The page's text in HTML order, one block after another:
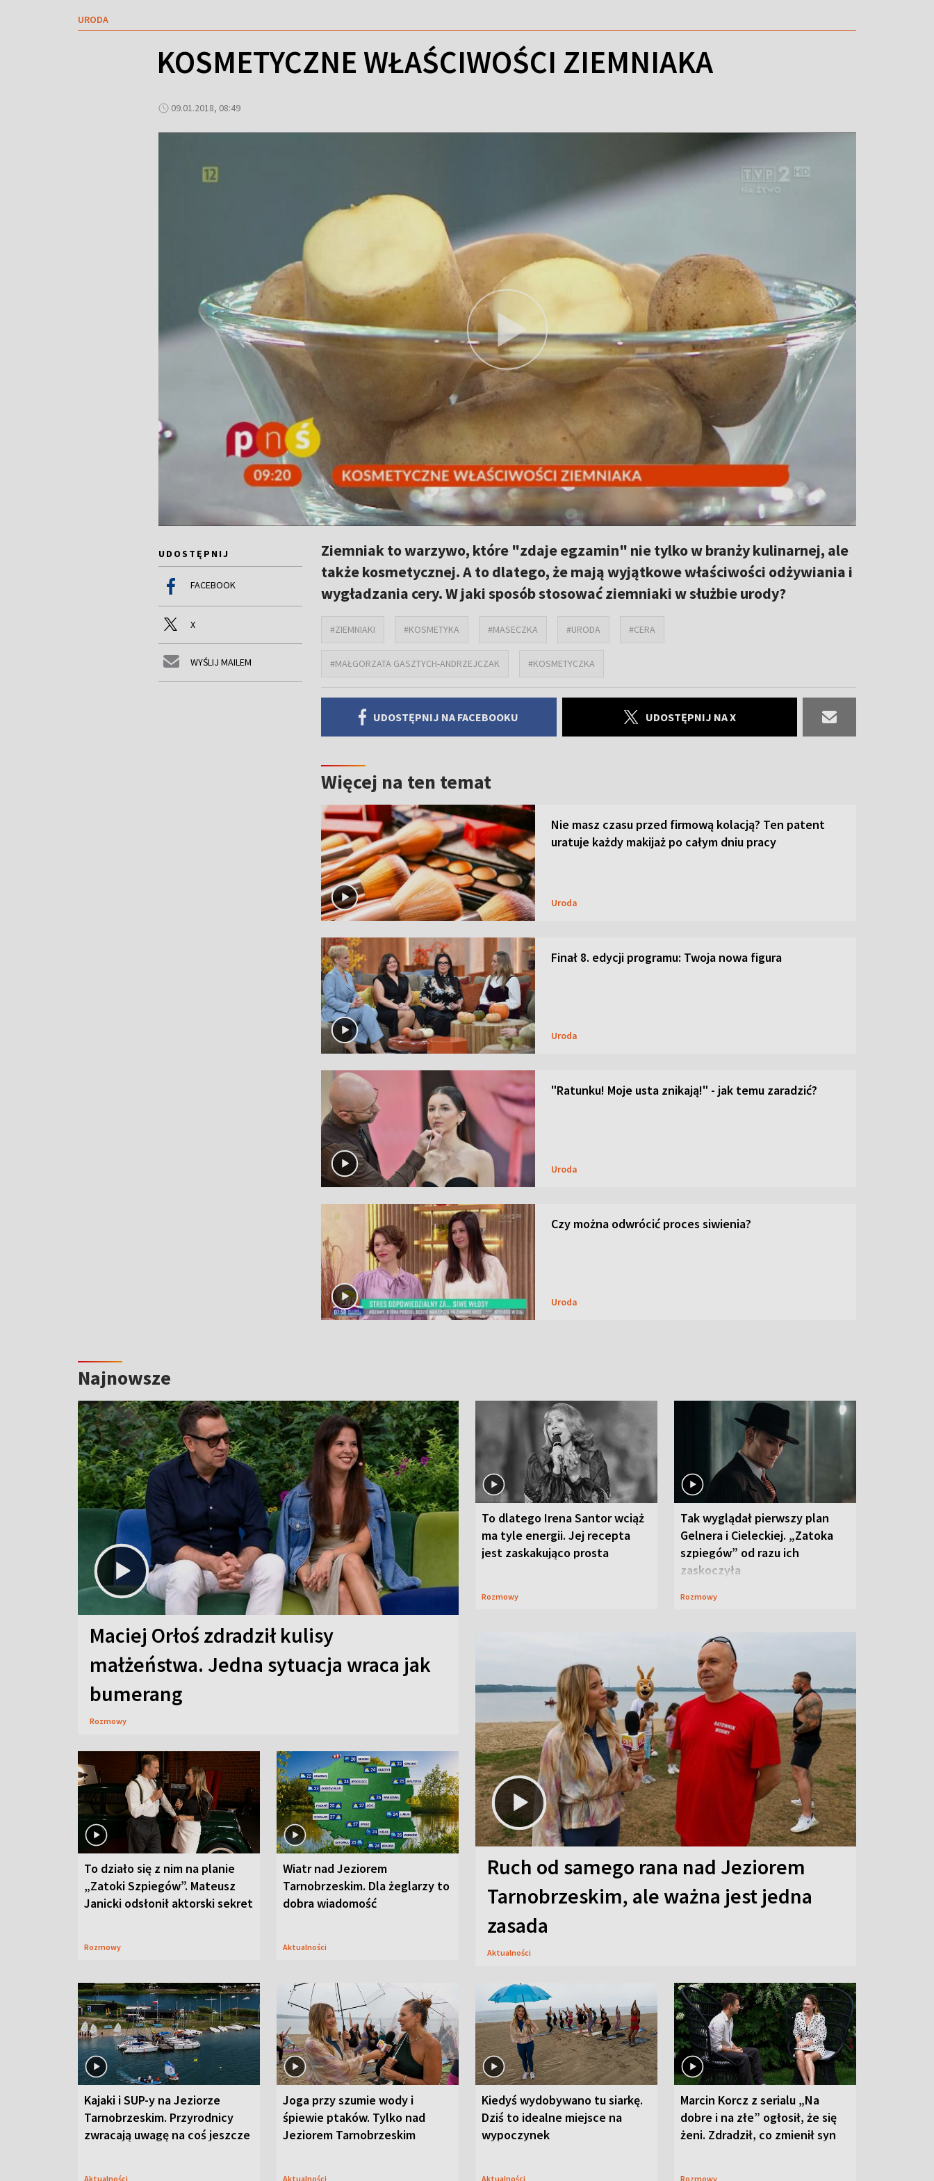
URODA
KOSMETYCZNE WŁAŚCIWOŚCI ZIEMNIAKA
09.01.2018, 08:49
UDOSTĘPNIJ
FACEBOOK
X
WYŚLIJ MAILEM
Ziemniak to warzywo, które "zdaje egzamin" nie tylko w branży kulinarnej, ale
także kosmetycznej. A to dlatego, że mają wyjątkowe właściwości odżywiania i
wygładzania cery. W jaki sposób stosować ziemniaki w służbie urody?
#ZIEMNIAKI #KOSMETYKA #MASECZKA #URODA #CERA
#MAŁGORZATA GASZTYCH-ANDRZEJCZAK #KOSMETYCZKA
UDOSTĘPNIJ NA FACEBOOKU UDOSTĘPNIJ NA X
Więcej na ten temat
Nie masz czasu przed firmową kolacją? Ten patent
uratuje każdy makijaż po całym dniu pracy
Uroda
Finał 8. edycji programu: Twoja nowa figura
Uroda
"Ratunku! Moje usta znikają!" - jak temu zaradzić?
Uroda
Czy można odwrócić proces siwienia?
Uroda
Najnowsze
Maciej Orłoś zdradził kulisy
małżeństwa. Jedna sytuacja wraca jak
bumerang
Rozmowy
To dlatego Irena Santor wciąż
ma tyle energii. Jej recepta
jest zaskakująco prosta
Rozmowy
Tak wyglądał pierwszy plan
Gelnera i Cieleckiej. „Zatoka
szpiegów” od razu ich
zaskoczyła
Rozmowy
To działo się z nim na planie
„Zatoki Szpiegów”. Mateusz
Janicki odsłonił aktorski sekret
Rozmowy
Wiatr nad Jeziorem
Tarnobrzeskim. Dla żeglarzy to
dobra wiadomość
Aktualności
Ruch od samego rana nad Jeziorem
Tarnobrzeskim, ale ważna jest jedna
zasada
Aktualności
Kajaki i SUP-y na Jeziorze
Tarnobrzeskim. Przyrodnicy
zwracają uwagę na coś jeszcze
Aktualności
Joga przy szumie wody i
śpiewie ptaków. Tylko nad
Jeziorem Tarnobrzeskim
Aktualności
Kiedyś wydobywano tu siarkę.
Dziś to idealne miejsce na
wypoczynek
Aktualności
Marcin Korcz z serialu „Na
dobre i na złe” ogłosił, że się
żeni. Zdradził, co zmienił syn
Rozmowy